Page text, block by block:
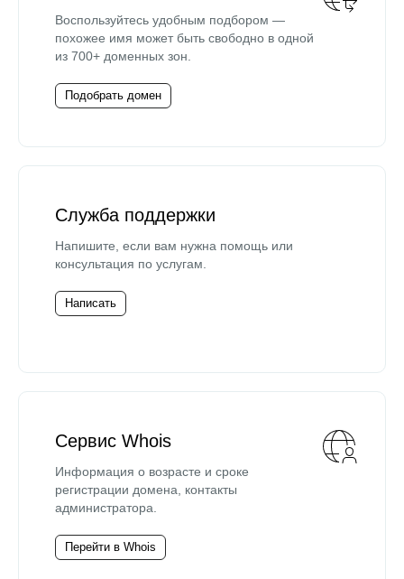
Воспользуйтесь удобным подбором —
похожее имя может быть свободно в одной
из 700+ доменных зон.
Подобрать домен
Служба поддержки
Напишите, если вам нужна помощь или
консультация по услугам.
Написать
Сервис Whois
Информация о возрасте и сроке
регистрации домена, контакты
администратора.
Перейти в Whois